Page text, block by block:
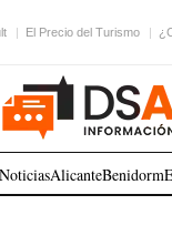
El Precio del Turismo
NoticiasAlicanteBenidorm